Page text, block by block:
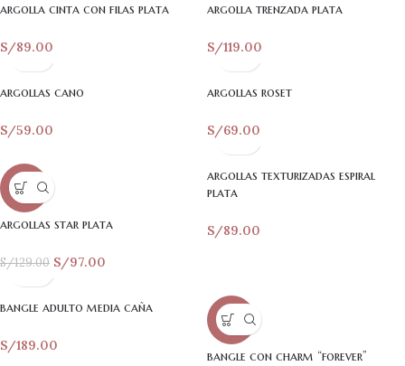
argolla cinta con filas plata
S/89.00
argolla trenzada plata
S/119.00
argollas cano
S/59.00
argollas roset
S/69.00
-25%
argollas star plata
S/129.00 S/97.00
argollas texturizadas espiral
plata
S/89.00
bangle adulto media caña
S/189.00
-60%
bangle con charm “forever”